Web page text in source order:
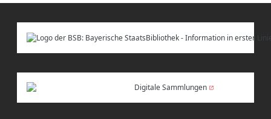
Digitale Sammlungen